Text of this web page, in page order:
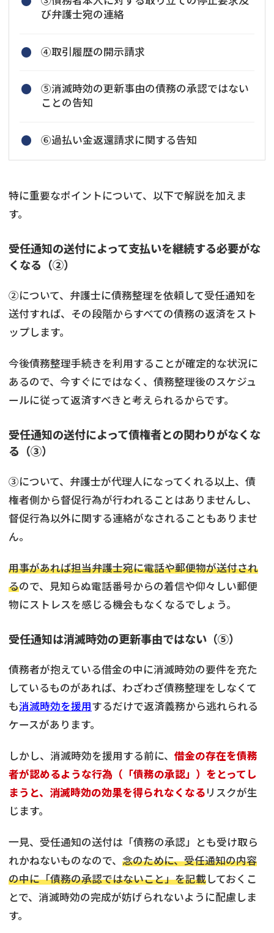
び弁護士宛の連絡
④取引履歴の開示請求
⑤消滅時効の更新事由の債務の承認ではない
ことの告知
⑥過払い金返還請求に関する告知
特に重要なポイントについて、以下で解説を加えま
す。
受任通知の送付によって支払いを継続する必要がな
くなる（②）
②について、弁護士に債務整理を依頼して受任通知を
送付すれば、その段階からすべての債務の返済をスト
ップします。
今後債務整理手続きを利用することが確定的な状況に
あるので、今すぐにではなく、債務整理後のスケジュ
ールに従って返済すべきと考えられるからです。
受任通知の送付によって債権者との関わりがなくな
る（③）
③について、弁護士が代理人になってくれる以上、債
権者側から督促行為が行われることはありませんし、
督促行為以外に関する連絡がなされることもありませ
ん。
用事があれば担当弁護士宛に電話や郵便物が送付され
るので、見知らぬ電話番号からの着信や仰々しい郵便
物にストレスを感じる機会もなくなるでしょう。
受任通知は消滅時効の更新事由ではない（⑤）
債務者が抱えている借金の中に消滅時効の要件を充た
しているものがあれば、わざわざ債務整理をしなくて
も消滅時効を援用するだけで返済義務から逃れられる
ケースがあります。
しかし、消滅時効を援用する前に、 借金の存在を債務
者が認めるような行為（「債務の承認」）をとってし
まうと、消滅時効の効果を得られなくなるリスクが生
じます。
一見、受任通知の送付は「債務の承認」とも受け取ら
れかねないものなので、 念のために、受任通知の内容
の中に「債務の承認ではないこと」を記載しておくこ
とで、消滅時効の完成が妨げられないように配慮しま
す。